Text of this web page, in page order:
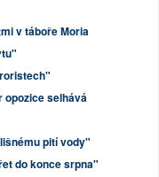
v táboře Moria
opozice selhává
pití vody"
do konce srpna"